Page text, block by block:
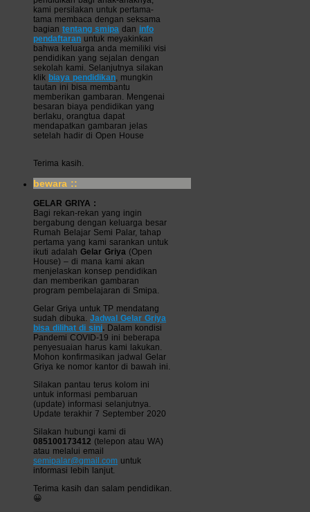
kami persilakan untuk pertama-
tama membaca dengan seksama
bagian tentang smipa dan info
pendaftaran untuk meyakinkan
bahwa keluarga anda memiliki visi
pendidikan yang sejalan dengan
sekolah kami. Selanjutnya silakan
klik biaya pendidikan, mungkin
tautan ini bisa membantu
memberikan gambaran. Mengenai
besaran biaya pendidikan yang
berlaku, orangtua dapat
mendapatkan gambaran jelas
setelah hadir di Open House
Terima kasih.
bewara ::
GELAR GRIYA :
Bagi rekan-rekan yang ingin
bergabung dengan keluarga besar
Rumah Belajar Semi Palar, tahap
pertama yang kami sarankan untuk
ikuti adalah Gelar Griya (Open
House) – di mana kami akan
menjelaskan konsep pendidikan
dan memberikan gambaran
program pembelajaran di Smipa.
Gelar Griya untuk TP mendatang
sudah dibuka. Jadwal Gelar Griya
bisa dilihat di sini. Dalam kondisi
Pandemi COVID-19 ini beberapa
penyesuaian harus kami lakukan.
Mohon konfirmasikan jadwal Gelar
Griya ke nomor kantor di bawah ini.
Silakan pantau terus kolom ini
untuk informasi pembaruan
(update) informasi selanjutnya.
Update terakhir 7 September 2020
Silakan hubungi kami di
085100173412 (telepon atau WA)
atau melalui email
semipalar@gmail.com untuk
informasi lebih lanjut.
Terima kasih dan salam pendidikan.
😀